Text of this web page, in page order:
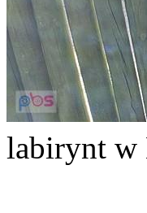
labirynt w